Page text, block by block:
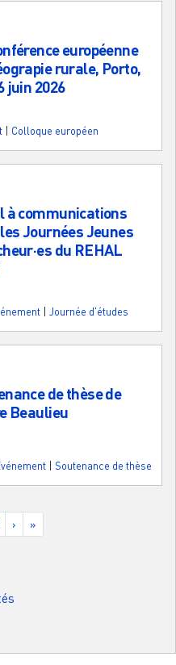
européenne
rurale, Porto,
juin 2026
Colloque européen
à communications
Journées Jeunes
du REHAL
Journée d'études
de thèse de
Beaulieu
Soutenance de thèse
Page suivante
› Dernière page
»